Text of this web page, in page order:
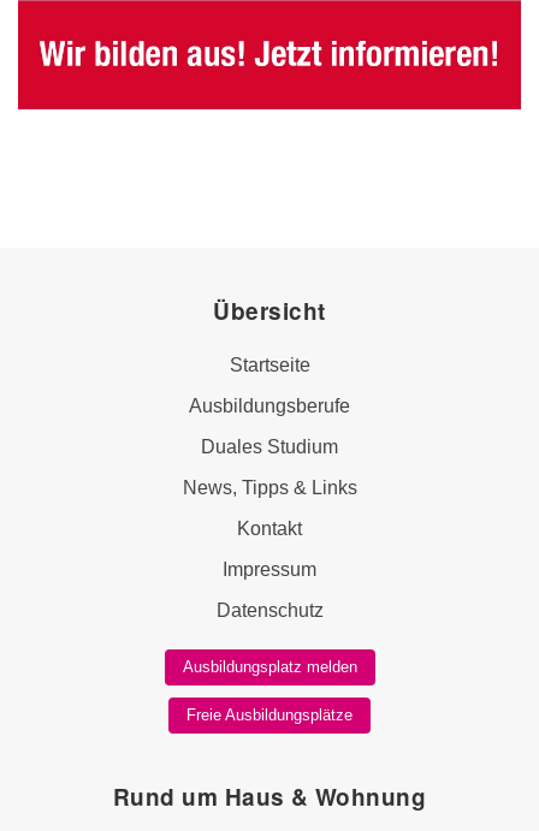
Übersicht
Startseite
Ausbildungsberufe
Duales Studium
News, Tipps & Links
Kontakt
Impressum
Datenschutz
Ausbildungsplatz melden
Freie Ausbildungsplätze
Rund um Haus & Wohnung